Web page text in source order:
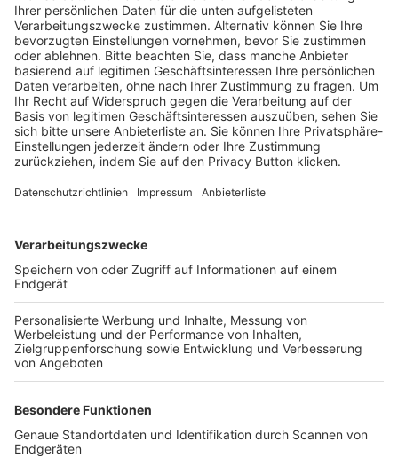
Trainerausbildung
Schulungsangebot Vereinsmitarbeiter
BFV-Geschäftsstellen
Trainerbörse
Login SpielPlus
FOLGE DEM BFV
TOP-VEREINE
TOP-PARTNER